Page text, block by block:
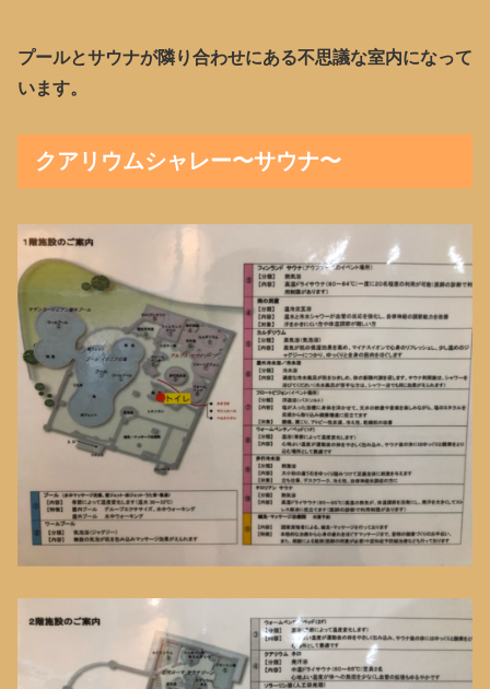
プールとサウナが隣り合わせにある不思議な室内になって
います。
クアリウムシャレー〜サウナ〜